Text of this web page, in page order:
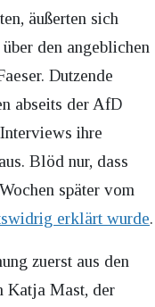
äußerten sich
den angeblichen
Dutzende
abseits der AfD
ihre
Blöd nur, dass
später vom
erklärt wurde.
zuerst aus den
Katja Mast, der